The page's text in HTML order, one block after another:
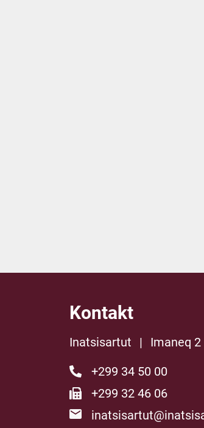
Kontakt
Inatsisartut | Imaneq 2
+299 34 50 00
+299 32 46 06